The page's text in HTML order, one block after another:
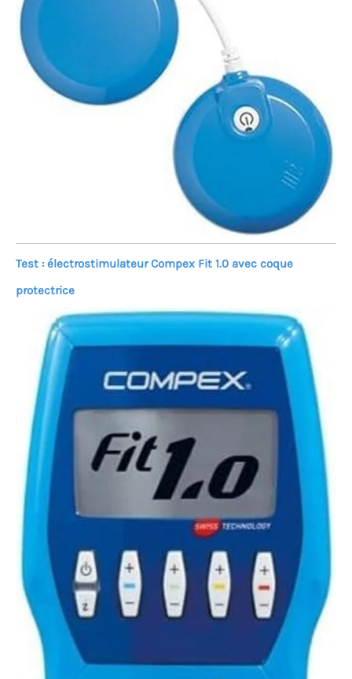
Test : électrostimulateur Compex Fit 1.0 avec coque
protectrice